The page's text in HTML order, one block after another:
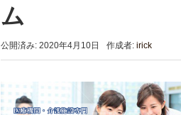
ム
公開済み: 2020年4月10日 作成者: irick